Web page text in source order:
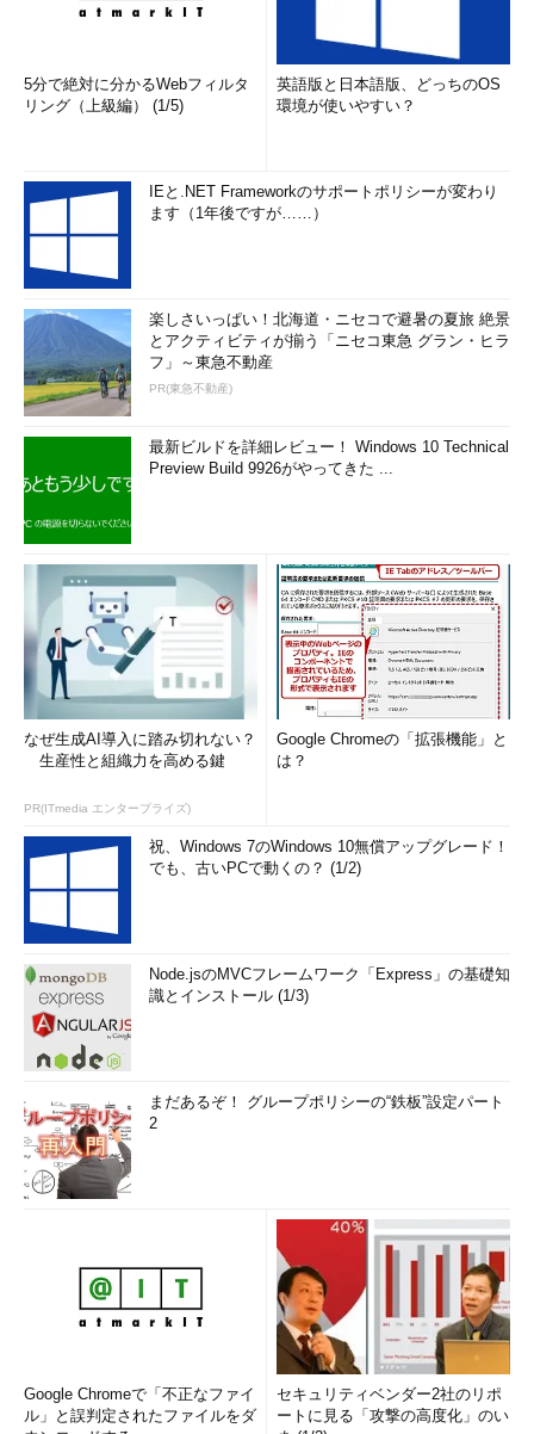
5分で絶対に分かるWebフィルタ
リング（上級編） (1/5)
英語版と日本語版、どっちのOS
環境が使いやすい？
IEと.NET Frameworkのサポートポリシーが変わり
ます（1年後ですが……）
楽しさいっぱい！北海道・ニセコで避暑の夏旅 絶景
とアクティビティが揃う「ニセコ東急 グラン・ヒラ
フ」～東急不動産
PR(東急不動産)
最新ビルドを詳細レビュー！ Windows 10 Technical
Preview Build 9926がやってきた ...
なぜ生成AI導入に踏み切れない？
生産性と組織力を高める鍵
PR(ITmedia エンタープライズ)
Google Chromeの「拡張機能」と
は？
祝、Windows 7のWindows 10無償アップグレード！
でも、古いPCで動くの？ (1/2)
Node.jsのMVCフレームワーク「Express」の基礎知
識とインストール (1/3)
まだあるぞ！ グループポリシーの“鉄板”設定パート
2
Google Chromeで「不正なファイ
ル」と誤判定されたファイルをダ
セキュリティベンダー2社のリポ
ートに見る「攻撃の高度化」のい